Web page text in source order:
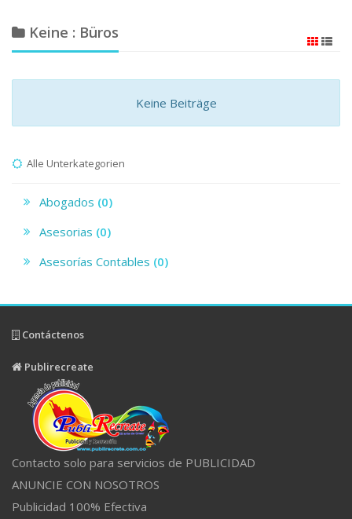
Keine : Büros
Keine Beiträge
Alle Unterkategorien
Abogados
(0)
Asesorias
(0)
Asesorías Contables
(0)
Contáctenos
Publirecreate
Contacto solo para servicios de PUBLICIDAD
ANUNCIE CON NOSOTROS
Publicidad 100% Efectiva